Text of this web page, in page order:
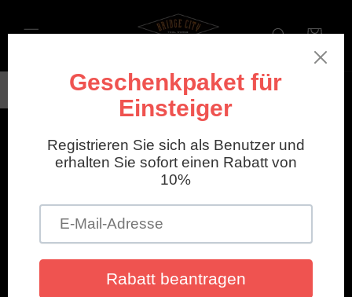
Inhalt
Warenkorb
Overview Specifications